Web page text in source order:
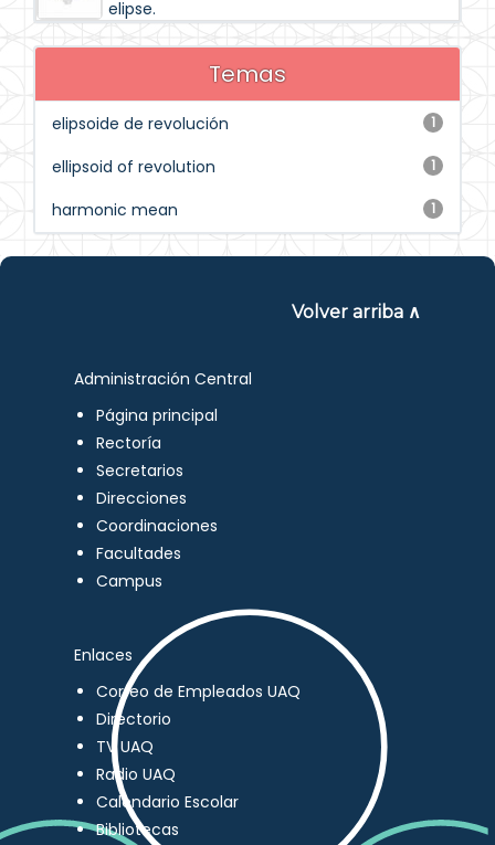
elipse.
Temas
1
elipsoide de revolución
1
ellipsoid of revolution
1
harmonic mean
Volver arriba ∧
Administración Central
Página principal
Rectoría
Secretarios
Direcciones
Coordinaciones
Facultades
Campus
Enlaces
Correo de Empleados UAQ
Directorio
TV UAQ
Radio UAQ
Calendario Escolar
Bibliotecas